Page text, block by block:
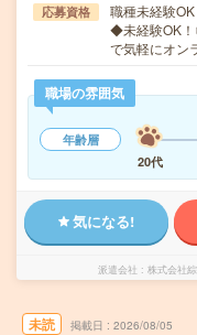
応募資格
職種未経験
◆未経験OK！
で気軽にオン
職場の雰囲気
年齢層
20代
気になる!
派遣会社 株式会社
未読 掲載日 2026/08/05